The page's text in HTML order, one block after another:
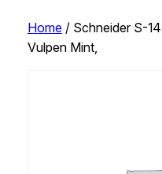
Home/ Schneider S-
Vulpen Mint,